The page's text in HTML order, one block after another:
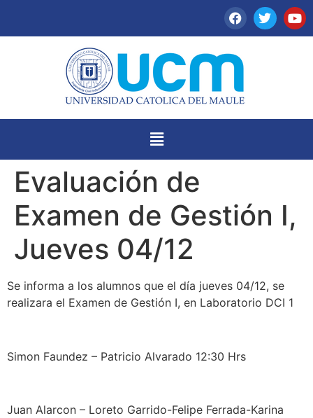
Evaluación de
Examen de Gestión I,
Jueves 04/12
Se informa a los alumnos que el día jueves 04/12, se
realizara el Examen de Gestión I, en Laboratorio DCI 1
Simon Faundez – Patricio Alvarado 12:30 Hrs
Juan Alarcon – Loreto Garrido-Felipe Ferrada-Karina